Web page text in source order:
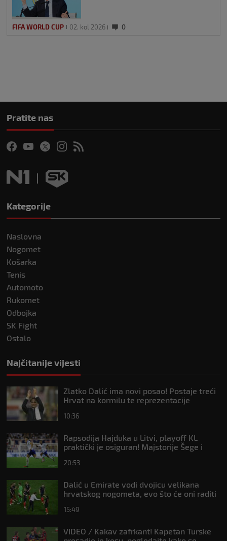
FIFA WORLD CUP 02. kol 2026 0
Pratite nas
Kategorije
Naslovna
Nogomet
Košarka
Tenis
Automoto
Rukomet
Odbojka
SK Fight
Ostalo
Najčitanije vijesti
Zlatko Dalić ima novi posao! Postaje treći
Hrvat na kormilu te reprezentacije
10:36
Rapsodija Hajduka u Litvi, playoff KL
praktički je osiguran! Majstorije Šege i
20:53
Dalić u Emirate vodi dvojicu velikana
hrvatskog nogometa, evo što će oni raditi
15:49
VIDEO / Kakav zafrkant! Kapetan Turske